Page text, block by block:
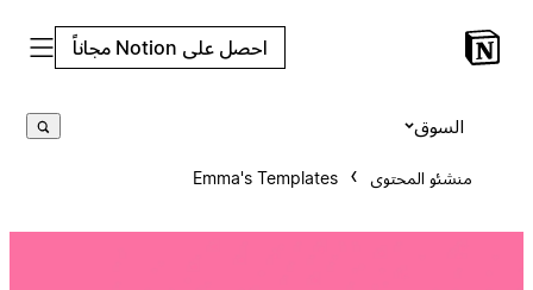
احصل على Notion مجاناً
منشئو المحتوى Emma's Templates